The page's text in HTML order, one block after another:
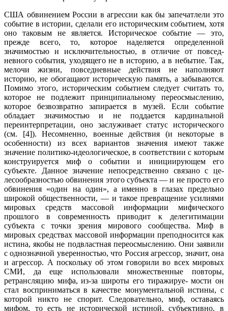
США обвинением России в агрессии как бы запечатлели это
событие в истории, сделали его историческим событием, хотя
оно таковым не является. Историческое событие — это,
прежде всего, то, которое наделяется определенной
значимостью и исключительностью, в отличие от повсед­
невного события, уходящего не в историю, а в небытие. Так,
мелочи жизни, повсед­невные действия не наполняют
историю, не обогащают историческую память, а забы­ваются.
Помимо этого, историческим собы­тием следует считать то,
которое не под­лежит принципиальному переосмыслению,
которое безвозвратно запирается в музей. Если событие
обладает значимостью и не поддается кардинальной
переинтерпрета­ции, оно заслуживает статус исторического
(см. [4]). Несомненно, военные действия (и некоторые в
особенности) из всех ва­риантов значения имеют также
значение политико-идеологическое, в соответствии с которым
конструируется миф о событии и инициирующем его
субъекте. Данное значение непосредственно связано с це­
лесообразностью обвинения этого субъ­екта — и не просто его
обвинения «один на один», а именно в глазах предельно
широкой общественности, — и такое пре­вращение усилиями
мировых средств мас­совой информации мифического
прошлого в современность приводит к делегитима­ции
субъекта с точки зрения мирового сообщества. Миф в
мировых средствах массовой информации преподносится как
истина, якобы не подвластная переосмыс­лению. Они заявили
с однозначной уверен­ностью, что Россия агрессор, значит, она
и агрессор. А поскольку об этом говорили во всех мировых
СМИ, да еще использо­вали множественные повторы,
ретрансля­цию мифа, из-за широты его тиражируе- мости он
стал восприниматься в качестве монументальной истины, с
которой никто не спорит. Следовательно, миф, оставаясь
мифом, то есть не исторической истиной, субъективно, в